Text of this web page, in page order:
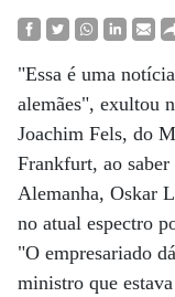
"Essa é uma
alemães", exultou
Joachim Fels, do
Frankfurt, ao
Alemanha, Oskar
no atual espectro
"O empresariado
ministro que